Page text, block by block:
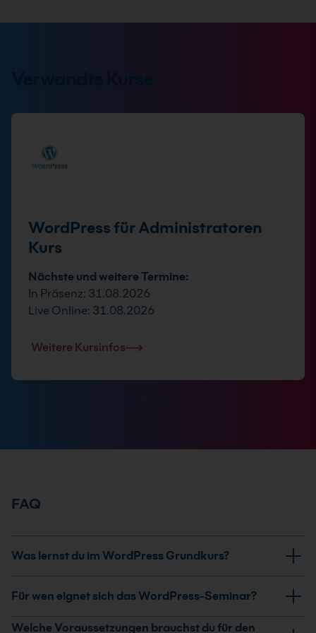
WordPress für Administratoren
Kurs
Nächste und weitere Termine:
In Präsenz: 31.08.2026
Live Online: 31.08.2026
Weitere Kursinfos
FAQ
Was lernst du im WordPress Grundkurs?
und erstellst, bearbeitest und strukturierst Webseiten,
Beiträge, Menüs und Unterseiten. Außerdem
Für wen eignet sich das WordPress-Seminar?
Der Kurs richtet sich an Mitarbeitende aus Marketing,
Welche Voraussetzungen brauchst du für den